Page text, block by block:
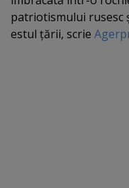
patriotismului rusesc
estul ţării, scrie